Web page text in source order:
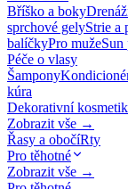
Bříško a boky
sprchové gelyStrie a
balíčkyPro mužeSun
Péče o vlasy
Šampony
kúra
Dekorativní
Zobrazit vše →
Řasy a obočíRty
Pro těhotné
Zobrazit vše →